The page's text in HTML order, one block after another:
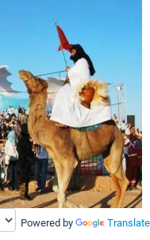
Powered by Translate